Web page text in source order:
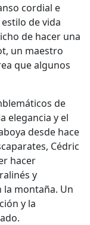
cordial e
de vida
de hacer una
un maestro
que algunos
de
elegancia y el
desde hace
Cédric
hacer
y
la montaña. Un
y la